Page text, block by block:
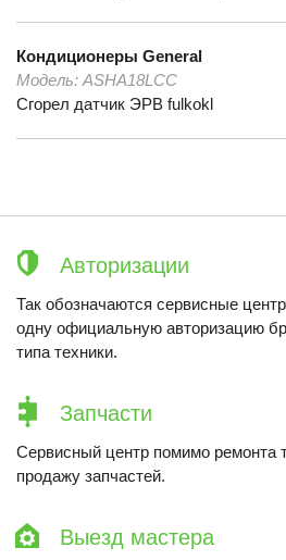
Кондиционеры General
Модель: ASHA18LCC
Сгорел датчик ЭРВ fulkokl
Авторизации
Так обозначаются сервисные
одну официальную авторизацию
типа техники.
Запчасти
Сервисный центр помимо ремонта
продажу запчастей.
Выезд мастера